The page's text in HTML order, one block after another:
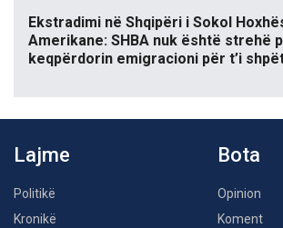
Ekstradimi në Shqipëri i Sokol
Amerikane: SHBA nuk është strehë
keqpërdorin emigracioni për t’i
Lajme
Politikë
Kronikë
Bota
Opinion
Koment